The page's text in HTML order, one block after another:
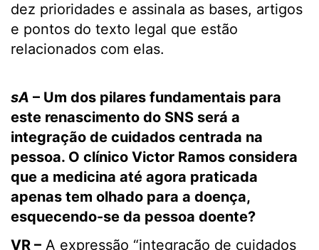
dez prioridades e assinala as bases, artigos
e pontos do texto legal que estão
relacionados com elas.
sA – Um dos pilares fundamentais para
este renascimento do SNS será a
integração de cuidados centrada na
pessoa. O clínico Victor Ramos considera
que a medicina até agora praticada
apenas tem olhado para a doença,
esquecendo-se da pessoa doente?
VR – A expressão “integração de cuidados